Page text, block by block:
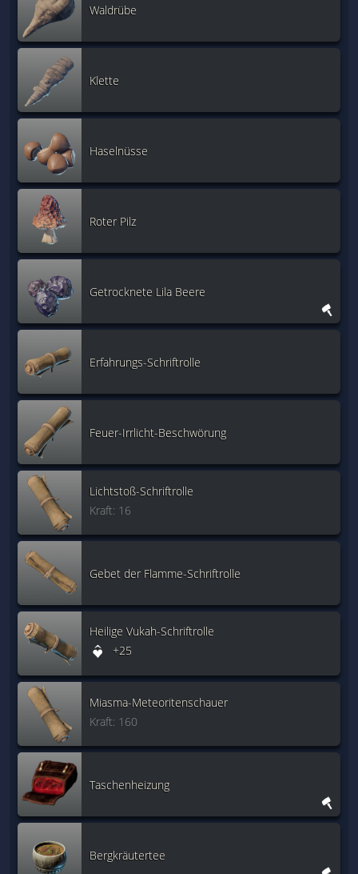
Waldrübe
Klette
Haselnüsse
Roter Pilz
Getrocknete Lila Beere
Erfahrungs-Schriftrolle
Feuer-Irrlicht-Beschwörung
Lichtstoß-Schriftrolle
Kraft: 16
Gebet der Flamme-Schriftrolle
Heilige Vukah-Schriftrolle
+25
Miasma-Meteoritenschauer
Kraft: 160
Taschenheizung
Bergkräutertee